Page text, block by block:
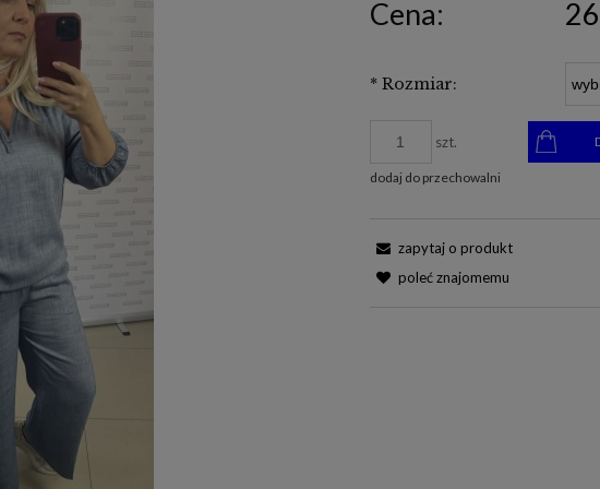
Cena:
* Rozmiar:
szt.
dodaj do przechowalni
zapytaj o produkt
poleć znajomemu